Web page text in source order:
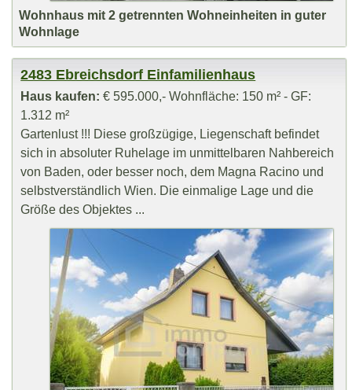
Wohnhaus mit 2 getrennten Wohneinheiten in guter
Wohnlage
2483 Ebreichsdorf Einfamilienhaus
Haus kaufen: € 595.000,- Wohnfläche: 150 m² - GF:
1.312 m²
Gartenlust !!! Diese großzügige, Liegenschaft befindet
sich in absoluter Ruhelage im unmittelbaren Nahbereich
von Baden, oder besser noch, dem Magna Racino und
selbstverständlich Wien. Die einmalige Lage und die
Größe des Objektes ...